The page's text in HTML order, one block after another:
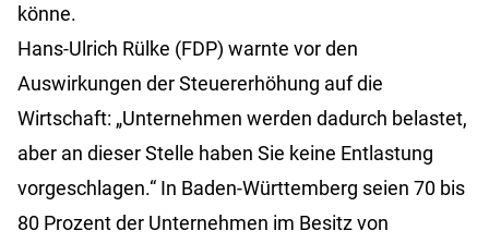
könne.
Hans-Ulrich Rülke (FDP) warnte vor den
Auswirkungen der Steuererhöhung auf die
Wirtschaft: „Unternehmen werden dadurch belastet,
aber an dieser Stelle haben Sie keine Entlastung
vorgeschlagen.“ In Baden-Württemberg seien 70 bis
80 Prozent der Unternehmen im Besitz von